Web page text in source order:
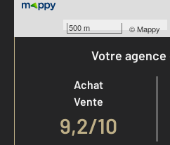
500 m ©Mappy
Votre
Achat
Vente
9,2/10